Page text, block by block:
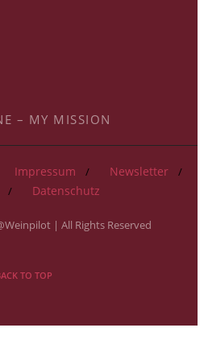
– MY MISSION
Impressum
Newsletter
Datenschutz
| All Rights Reserved
TO TOP